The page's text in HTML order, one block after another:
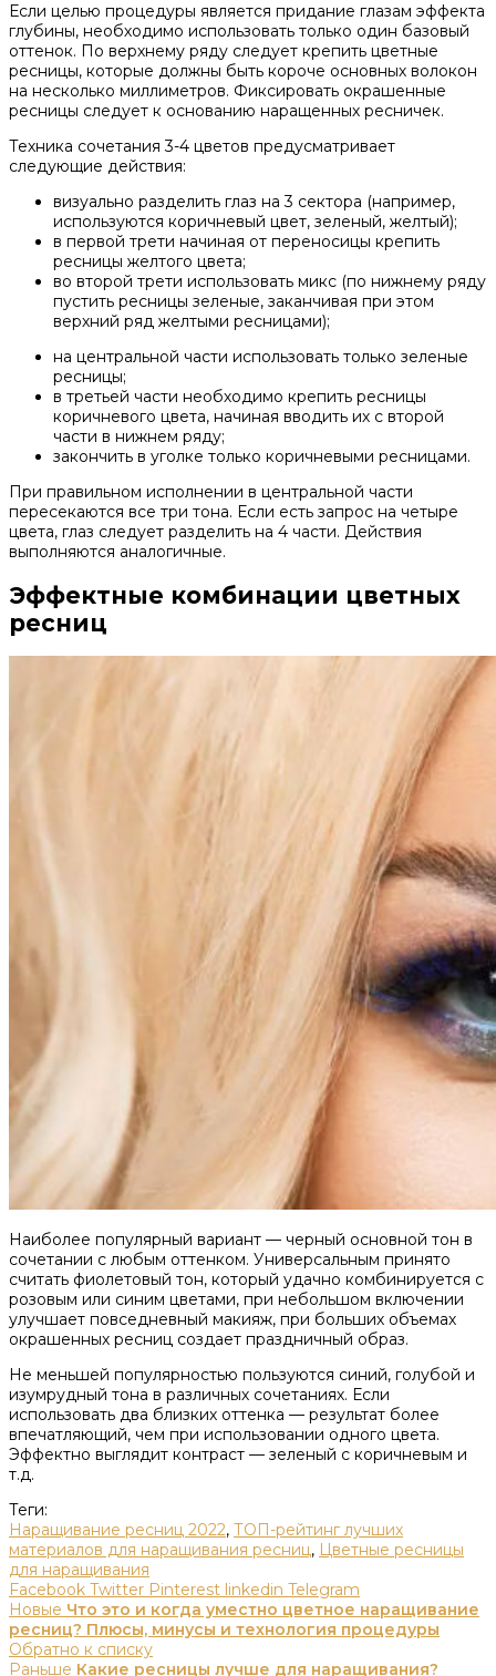
Если целью процедуры является придание глазам эффекта
глубины, необходимо использовать только один базовый
оттенок. По верхнему ряду следует крепить цветные
ресницы, которые должны быть короче основных волокон
на несколько миллиметров. Фиксировать окрашенные
ресницы следует к основанию наращенных ресничек.
Техника сочетания 3-4 цветов предусматривает
следующие действия:
визуально разделить глаз на 3 сектора (например,
используются коричневый цвет, зеленый, желтый);
в первой трети начиная от переносицы крепить
ресницы желтого цвета;
во второй трети использовать микс (по нижнему ряду
пустить ресницы зеленые, заканчивая при этом
верхний ряд желтыми ресницами);
на центральной части использовать только зеленые
ресницы;
в третьей части необходимо крепить ресницы
коричневого цвета, начиная вводить их с второй
части в нижнем ряду;
закончить в уголке только коричневыми ресницами.
При правильном исполнении в центральной части
пересекаются все три тона. Если есть запрос на четыре
цвета, глаз следует разделить на 4 части. Действия
выполняются аналогичные.
Эффектные комбинации цветных
ресниц
Наиболее популярный вариант — черный основной тон в
сочетании с любым оттенком. Универсальным принято
считать фиолетовый тон, который удачно комбинируется с
розовым или синим цветами, при небольшом включении
улучшает повседневный макияж, при больших объемах
окрашенных ресниц создает праздничный образ.
Не меньшей популярностью пользуются синий, голубой и
изумрудный тона в различных сочетаниях. Если
использовать два близких оттенка — результат более
впечатляющий, чем при использовании одного цвета.
Эффектно выглядит контраст — зеленый с коричневым и
т.д.
Теги:
Наращивание ресниц 2022, ТОП-рейтинг лучших
материалов для наращивания ресниц, Цветные ресницы
для наращивания
Facebook Twitter Pinterest linkedin Telegram
Новые Что это и когда уместно цветное наращивание
ресниц? Плюсы, минусы и технология процедуры
Обратно к списку
Раньше Какие ресницы лучше для наращивания?